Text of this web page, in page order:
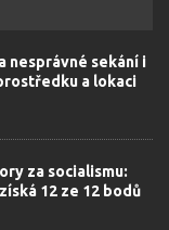
nesprávné sekání i
a lokaci
za socialismu:
12 ze 12 bodů